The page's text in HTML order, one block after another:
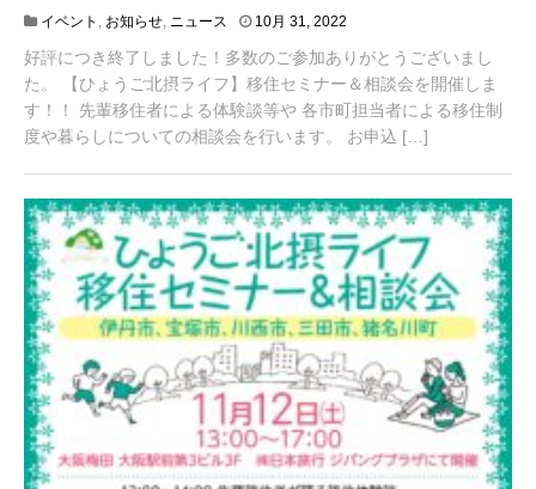
イベント , お知らせ, ニュース 10月 31, 2022
月
1
4
,
2
2
好評につき終了しました！多数のご参加ありがとうございまし
た。 【ひょうご北摂ライフ】移住セミナー＆相談会を開催しま
す！！ 先輩移住者による体験談等や 各市町担当者による移住制
度や暮らしについての相談会を行います。 お申込 […]